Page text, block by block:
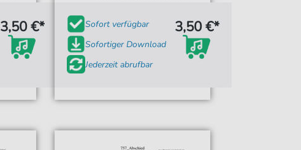
3,50 €*
Sofort verfügbar
Sofortiger Download
Jederzeit abrufbar
3,50 €*